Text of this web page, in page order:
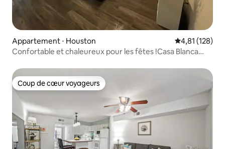
Appartement ⋅ Houston Évaluation
4,81 (128)
Confortable et chaleureux pour les fêtes !Casa Blanca
Coup de cœur voyageurs
Coup de cœur voyageurs